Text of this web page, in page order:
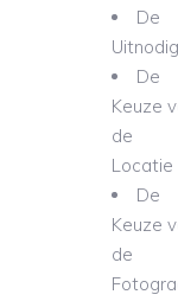
De
De
Keuze
de
Locatie
De
Keuze
de